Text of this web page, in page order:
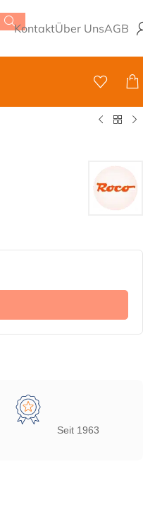
KontaktÜber UnsAGB
Seit 1963